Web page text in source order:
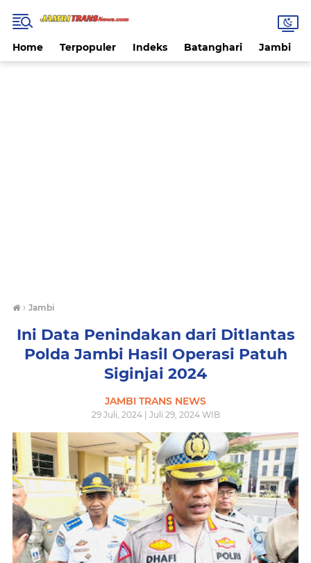
Home Terpopuler Indeks Batanghari Jambi
› Jambi
Ini Data Penindakan dari Ditlantas
Polda Jambi Hasil Operasi Patuh
Siginjai 2024
JAMBI TRANS NEWS
29 Juli, 2024 | Juli 29, 2024 WIB